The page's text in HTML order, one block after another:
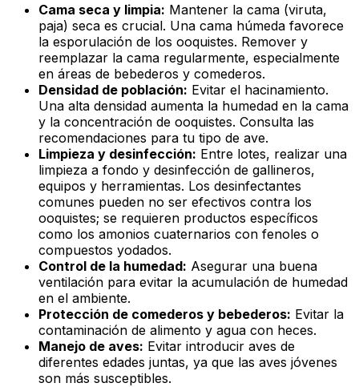
Cama seca y limpia: Mantener la cama (viruta,
paja) seca es crucial. Una cama húmeda favorece
la esporulación de los ooquistes. Remover y
reemplazar la cama regularmente, especialmente
en áreas de bebederos y comederos.
Densidad de población: Evitar el hacinamiento.
Una alta densidad aumenta la humedad en la cama
y la concentración de ooquistes. Consulta las
recomendaciones para tu tipo de ave.
Limpieza y desinfección: Entre lotes, realizar una
limpieza a fondo y desinfección de gallineros,
equipos y herramientas. Los desinfectantes
comunes pueden no ser efectivos contra los
ooquistes; se requieren productos específicos
como los amonios cuaternarios con fenoles o
compuestos yodados.
Control de la humedad: Asegurar una buena
ventilación para evitar la acumulación de humedad
en el ambiente.
Protección de comederos y bebederos: Evitar la
contaminación de alimento y agua con heces.
Manejo de aves: Evitar introducir aves de
diferentes edades juntas, ya que las aves jóvenes
son más susceptibles.